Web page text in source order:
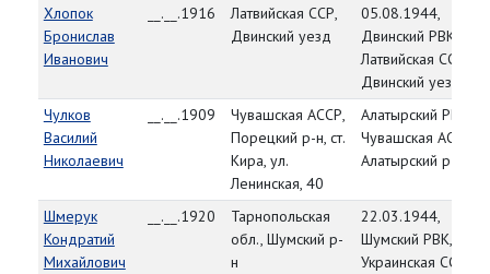
Хлопок
Бронислав
Иванович
__.__.1916
Латвийская ССР,
Двинский уезд
05.08.1944,
Двинский РВК,
Латвийская ССР,
Двинский уезд
Чулков
Василий
Николаевич
__.__.1909
Чувашская АССР,
Порецкий р-н, ст.
Кира, ул.
Ленинская, 40
Алатырский РВК,
Чувашская АССР,
Алатырский р-н
Шмерук
Кондратий
Михайлович
__.__.1920
Тарнопольская
обл., Шумский р-
н
22.03.1944,
Шумский РВК,
Украинская ССР,